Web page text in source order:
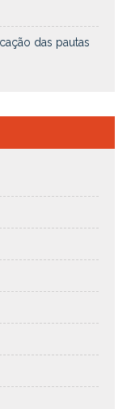
das pautas